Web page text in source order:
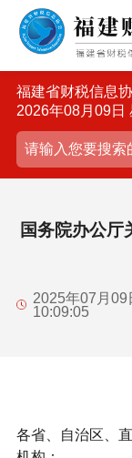
福建省财税信息
2026年08月09日
国务院办公厅
2025年07月09
10:09:05
各省、自治区、